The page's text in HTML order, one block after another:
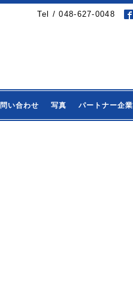
Tel / 048-627-0048
い合わせ 写真 パートナー企業